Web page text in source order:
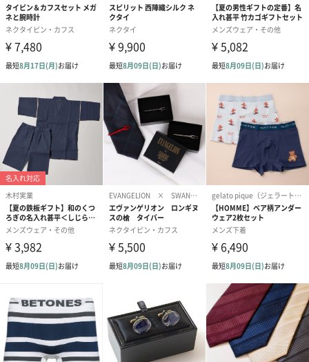
ビジネスパーソンにはかかせない“ここぞの一着”
ビジネスパーソンが、身に着けるだけで毎日のモチベーションが
変わる、“ここぞの一着”。
ぜひ、大切なひとへ贈り物にいかがですか。
商品詳細情報
ギフト券ご利
用可能場所
こちらのドレスシャツギフト券はご来店いただかなく
ても、ご自宅にドレスシャツが届くギフト券です。同
封のハガキにお客様のサイズ・ご希望の商品番号をご
記入いただきポストへ投函していただくだけで、シャ
ツをお届けすることが可能となります。ご来店にてシ
ャツをお引き換えの際は、葉山シャツ本店でご利用可
能となります。
期限
発行日より1年間（1回1着限り有効）
ギフト券お届
けにつきまし
て
ご注文受付確定から1～3営業日で発送。